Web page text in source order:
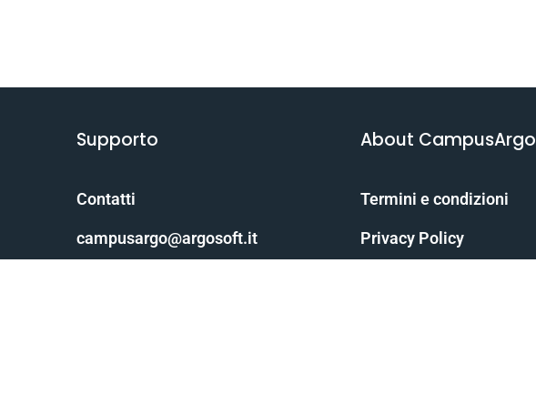
Supporto
Contatti
campusargo@argosoft.it
About CampusArgo
Termini e condizioni
Privacy Policy